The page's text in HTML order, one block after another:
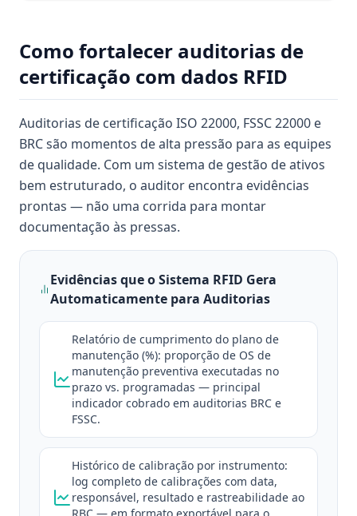
Como fortalecer auditorias de
certificação com dados RFID
Auditorias de certificação ISO 22000, FSSC 22000 e
BRC são momentos de alta pressão para as equipes
de qualidade. Com um sistema de gestão de ativos
bem estruturado, o auditor encontra evidências
prontas — não uma corrida para montar
documentação às pressas.
Evidências que o Sistema RFID Gera
Automaticamente para Auditorias
Relatório de cumprimento do plano de
manutenção (%): proporção de OS de
manutenção preventiva executadas no
prazo vs. programadas — principal
indicador cobrado em auditorias BRC e
FSSC.
Histórico de calibração por instrumento:
log completo de calibrações com data,
responsável, resultado e rastreabilidade ao